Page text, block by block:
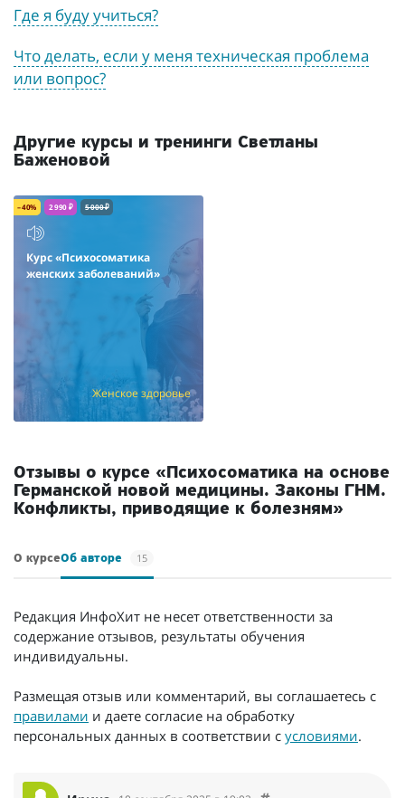
Где я буду учиться?
Что делать, если у меня техническая проблема
или вопрос?
Другие курсы и тренинги Светланы
Баженовой
– 40% 2 990 ₽ 5 000 ₽
Курс «Психосоматика
женских заболеваний»
Женское здоровье
Отзывы о курсе «Психосоматика на основе
Германской новой медицины. Законы ГНМ.
Конфликты, приводящие к болезням»
О курсеОб авторе 15
Редакция ИнфоХит не несет ответственности за
содержание отзывов, результаты обучения
индивидуальны.
Размещая отзыв или комментарий, вы соглашаетесь с
правилами и даете согласие на обработку
персональных данных в соответствии с условиями.